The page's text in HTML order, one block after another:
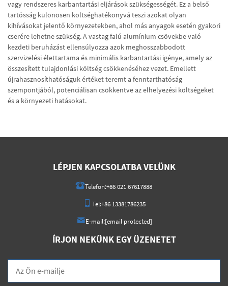
vagy rendszeres karbantartási eljárások szükségességét. Ez a belső
tartósság különösen költséghatékonyvá teszi azokat olyan
kihívásokat jelentő környezetekben, ahol más anyagok esetén gyakori
cserére lehetne szükség. A vastag falú alumínium csövekbe való
kezdeti beruházást ellensúlyozza azok meghosszabbodott
szervizelési élettartama és minimális karbantartási igénye, amely az
összesített tulajdonlási költség csökkenéséhez vezet. Emellett
újrahasznosíthatóságuk értéket teremt a fenntarthatóság
szempontjából, potenciálisan csökkentve az elhelyezési költségeket
és a környezeti hatásokat.
LÉPJEN KAPCSOLATBA VELÜNK
Telefon:+86 021 67617888
Tel:+86 13381786235
E-mail:[email protected]
ÍRJON NEKÜNK EGY ÜZENETET